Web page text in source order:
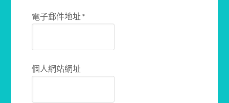
電子郵件地址*
個人網站網址